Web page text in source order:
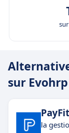
sur Evohrp
PayFit
la